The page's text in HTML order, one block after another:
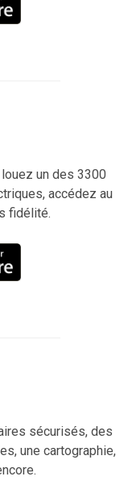
un des 3300
accédez au
fidélité.
sécurisés, des
une cartographie,